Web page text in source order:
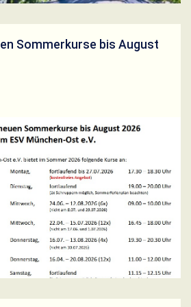
Sommerkurse bis August